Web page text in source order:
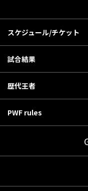
スケジュール/チケット
PWF rules
歴代王者
試合結果